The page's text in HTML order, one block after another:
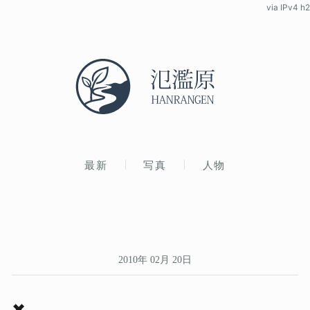
最新 写真 人物
via IPv4 h2
2010年 02月 20日